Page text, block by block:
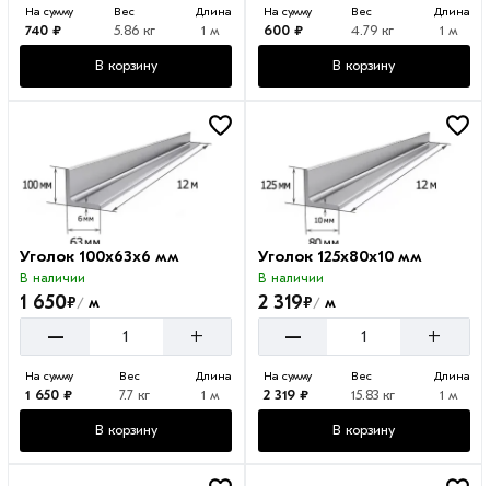
На сумму
740 ₽
Вес
5.86 кг
Длина
1 м
В корзину
На сумму
600 ₽
Вес
4.79 кг
Длина
1 м
В корзину
Уголок 100х63х6 мм
В наличии
1 650₽/ м
– +
На сумму
1 650 ₽
Вес
7.7 кг
Длина
1 м
В корзину
Уголок 125х80х10 мм
В наличии
2 319₽/м
– +
На сумму
2 319 ₽
Вес
15.83 кг
Длина
1 м
В корзину